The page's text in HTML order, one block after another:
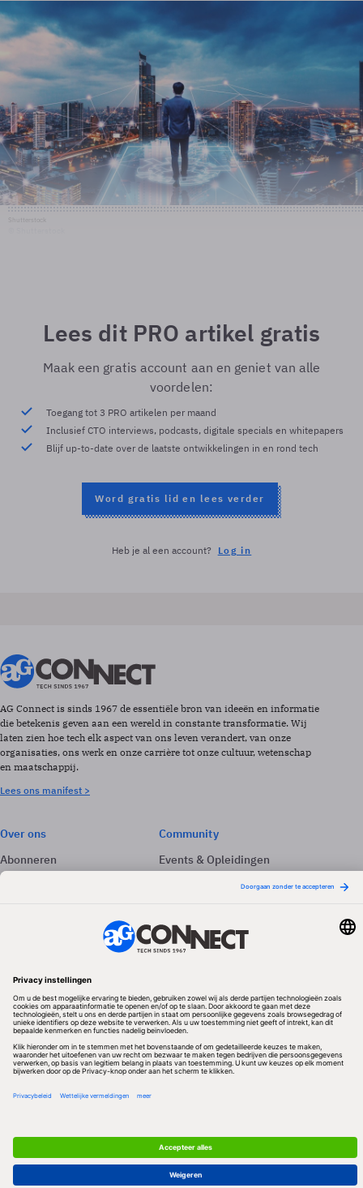
Lees dit PRO artikel gratis
Maak een gratis account aan en geniet van alle
voordelen:
Toegang tot 3 PRO artikelen per maand
Inclusief CTO interviews, podcasts, digitale specials en whitepapers
Blijf up-to-date over de laatste ontwikkelingen in en rond tech
Word gratis lid en lees verder
Heb je al een account? Log in
AG Connect is sinds 1967 de essentiële bron van ideeën en informatie
die betekenis geven aan een wereld in constante transformatie. Wij
laten zien hoe tech elk aspect van ons leven verandert, van onze
organisaties, ons werk en onze carrière tot onze cultuur, wetenschap
en maatschappij.
Lees ons manifest >
Over ons
Abonneren
Adverteren
Community
Events & Opleidingen
Volg ons
Redactionele partner
Algemene Voorwaarden & Copyrights